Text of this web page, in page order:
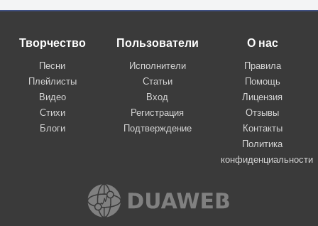
Творчество
Песни
Плейлисты
Видео
Стихи
Блоги
Пользователи
Исполнители
Статьи
Вход
Регистрация
Подтверждение
О нас
Правила
Помощь
Лицензия
Отзывы
Контакты
Политика
конфиденциальности